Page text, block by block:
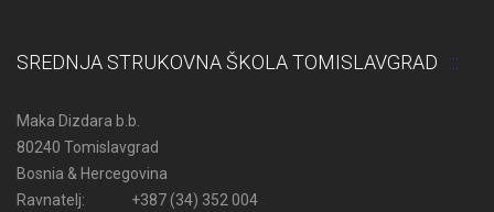
SREDNJA STRUKOVNA ŠKOLA TOMISLAVGRAD
Maka Dizdara b.b.
80240 Tomislavgrad
Bosnia & Hercegovina
Ravnatelj: +387 (34) 352 004